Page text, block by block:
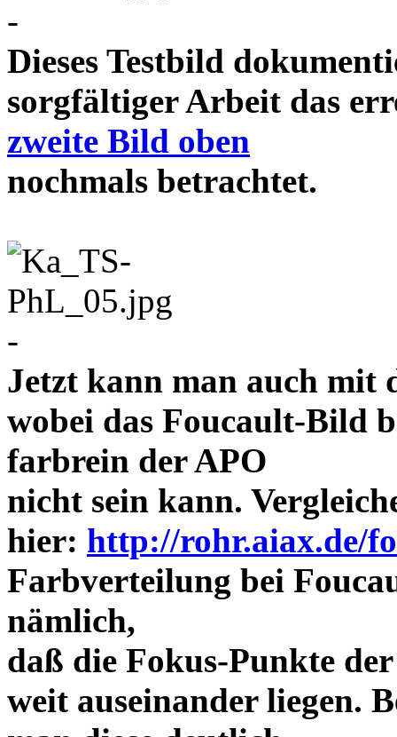
-
Dieses Testbild
sorgfältiger Arbeit das
zweite Bild oben
nochmals
-
Jetzt kann man auch mit
wobei das Foucault-Bild
farbrein der APO
nicht sein kann.
hier: http://rohr.aiax.de/
Farbverteilung bei
nämlich,
daß die Fokus-Punkte
weit auseinander liegen.